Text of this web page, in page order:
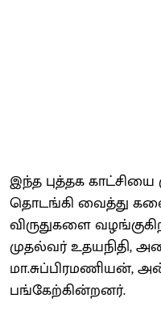
இந்த புத்தக
தொடங்கி வைத்து
விருதுகளை
முதல்வர் உதயநிதி,
மா.சுப்பிரமணியன்,
பங்கேற்கின்றனர்.